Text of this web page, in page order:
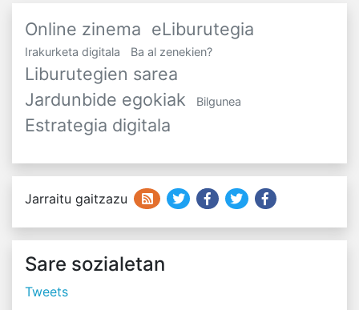
Online zinema eLiburutegia
Irakurketa digitala Ba al zenekien?
Liburutegien sarea
Jardunbide egokiak
Bilgunea
Estrategia digitala
Jarraitu gaitzazu
Sare sozialetan
Tweets